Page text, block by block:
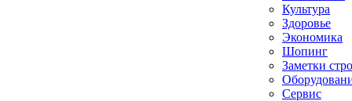
Культура
Здоровье
Экономика
Шопинг
Заметки
Сервис